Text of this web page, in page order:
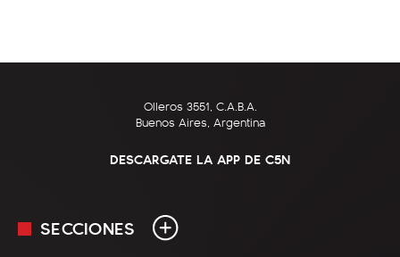
Olleros 3551, C.A.B.A.
Buenos Aires, Argentina
DESCARGATE LA APP DE C5N
SECCIONES